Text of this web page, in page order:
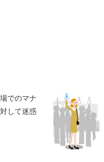
でのマナ
して迷惑